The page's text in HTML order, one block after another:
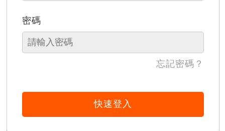
密碼
忘記密碼？
快速登入